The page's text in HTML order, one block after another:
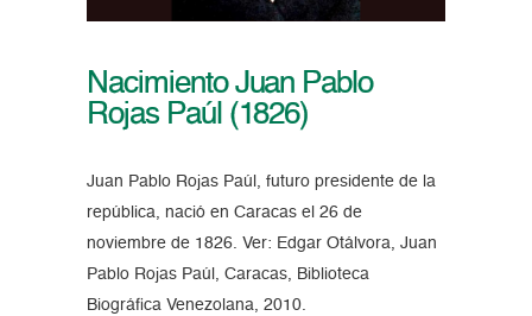
Nacimiento Juan Pablo
Rojas Paúl (1826)
Juan Pablo Rojas Paúl, futuro presidente de la
república, nació en Caracas el 26 de
noviembre de 1826. Ver: Edgar Otálvora, Juan
Pablo Rojas Paúl, Caracas, Biblioteca
Biográfica Venezolana, 2010.